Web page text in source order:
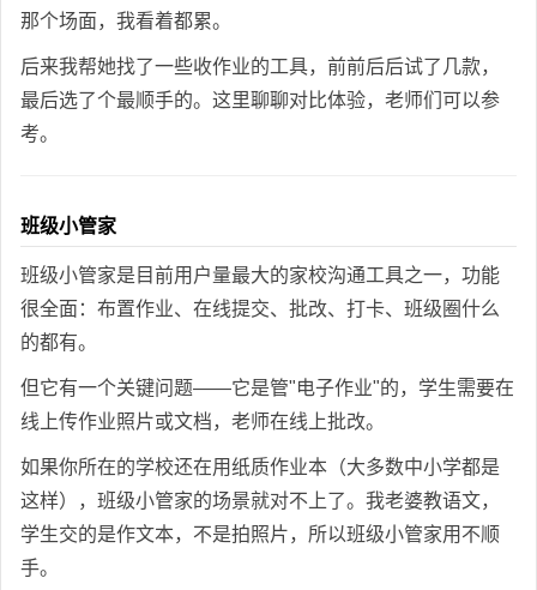
那个场面，我看着都累。
后来我帮她找了一些收作业的工具，前前后后试了几款，
最后选了个最顺手的。这里聊聊对比体验，老师们可以参
考。
班级小管家
班级小管家是目前用户量最大的家校沟通工具之一，功能
很全面：布置作业、在线提交、批改、打卡、班级圈什么
的都有。
但它有一个关键问题——它是管"电子作业"的，学生需要在
线上传作业照片或文档，老师在线上批改。
如果你所在的学校还在用纸质作业本（大多数中小学都是
这样），班级小管家的场景就对不上了。我老婆教语文，
学生交的是作文本，不是拍照片，所以班级小管家用不顺
手。